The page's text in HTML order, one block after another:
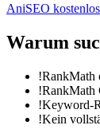
AniSEO
Warum
!RankMath
!RankMath
!Keyword-
!Kein